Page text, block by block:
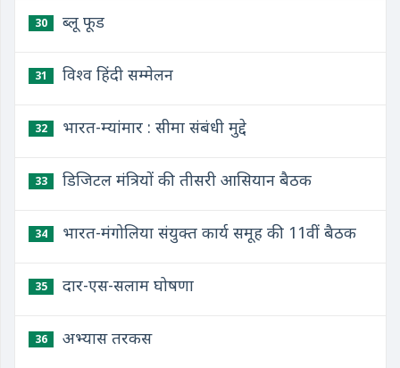
30 ब्लू फूड
31 विश्व हिंदी सम्मेलन
32 भारत-म्यांमार : सीमा संबंधी मुद्दे
33 डिजिटल मंत्रियों की तीसरी आसियान बैठक
34 भारत-मंगोलिया संयुक्त कार्य समूह की 11वीं बैठक
35 दार-एस-सलाम घोषणा
36 अभ्यास तरकस